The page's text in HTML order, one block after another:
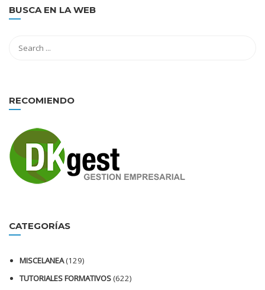
BUSCA EN LA WEB
RECOMIENDO
CATEGORÍAS
MISCELANEA(129)
TUTORIALES FORMATIVOS(622)